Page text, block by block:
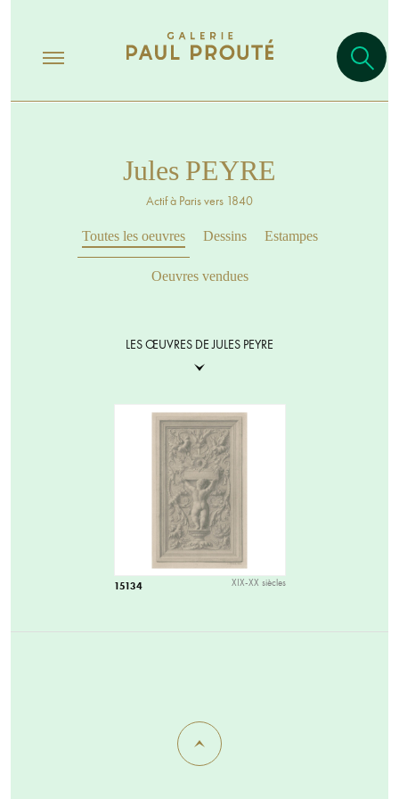
Jules PEYRE
Actif à Paris vers 1840
Toutes les oeuvres Dessins Estampes
Oeuvres vendues
LES ŒUVRES DE JULES PEYRE
15134 XIX-XX siècles